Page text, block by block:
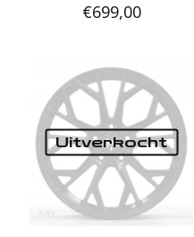
€699,00
Uitverkocht